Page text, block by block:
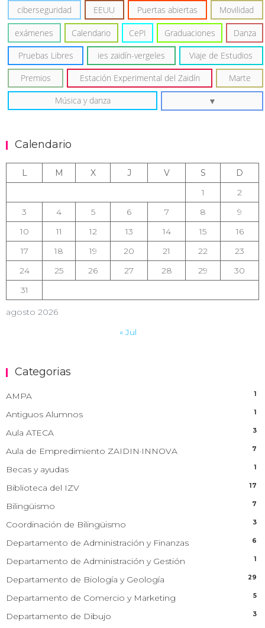
ciberseguridad EEUU Puertas abiertas Movilidad
exámenes Calendario CePI Graduaciones Danza
Pruebas Libres ies zaidín-vergeles Viaje de Estudios
Premios Estación Experimental del Zaidín Marte
Música y danza
Calendario
agosto 2026
L M X J V S
D
1
2
3
4 5 6 7 8
9
10
11 12 13 14 15
16
17
18 19 20 21 22
23
24
25 26 27 28 29
30
31
« Jul
Categorias
AMPA 1
Antiguos Alumnos 1
Aula ATECA 3
Aula de Empredimiento ZAIDIN·INNOVA 7
Becas y ayudas 1
Biblioteca del IZV 17
Bilingüismo 7
Coordinación de Bilingüismo 3
Departamento de Administración y Finanzas 6
Departamento de Administración y Gestión 1
Departamento de Biología y Geología 29
Departamento de Comercio y Marketing 5
Departamento de Dibujo 3